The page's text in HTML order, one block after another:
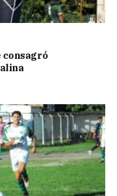
consagró